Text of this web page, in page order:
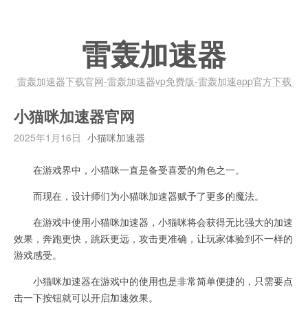
雷轰加速器
雷轰加速器下载官网-雷轰加速器vp免费版-雷轰加速app官方下载
小猫咪加速器官网
2025年1月16日 小猫咪加速器
在游戏界中，小猫咪一直是备受喜爱的角色之一。
而现在，设计师们为小猫咪加速器赋予了更多的魔法。
在游戏中使用小猫咪加速器，小猫咪将会获得无比强大的加速
效果，奔跑更快，跳跃更远，攻击更准确，让玩家体验到不一样的
游戏感受。
小猫咪加速器在游戏中的使用也是非常简单便捷的，只需要点
击一下按钮就可以开启加速效果。